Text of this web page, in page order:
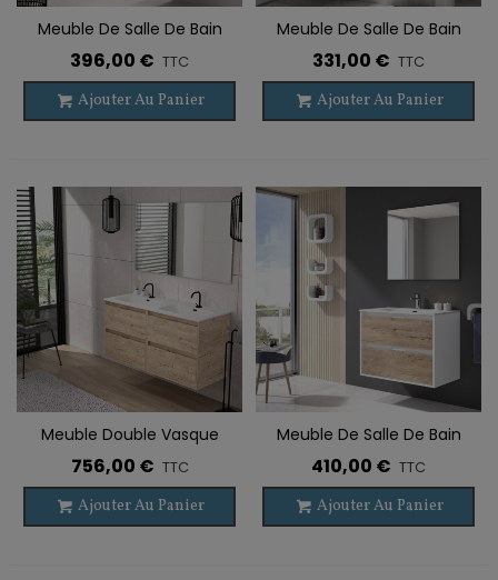
Meuble De Salle De Bain
Suspendu ETNA 2 Tiroirs
396,00 € TTC
Ajouter Au Panier
Meuble De Salle De Bain
Suspendu BOX 2 Portes
331,00 € TTC
Ajouter Au Panier
Meuble Double Vasque
Suspendu ETNA 4 Tiroirs
756,00 € TTC
Ajouter Au Panier
Meuble De Salle De Bain
Suspendu ZAO 2 Tiroirs
410,00 € TTC
Ajouter Au Panier